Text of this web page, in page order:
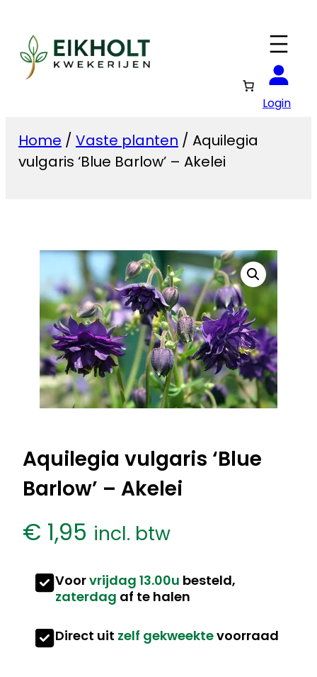
inhoud
Login
Home / Vaste planten / Aquilegia
vulgaris ‘Blue Barlow’ – Akelei
Aquilegia vulgaris ‘Blue
Barlow’ – Akelei
€ 1,95 incl. btw
Voorvrijdag 13.00u besteld,
zaterdag af te halen
Direct uit zelf gekweektevoorraad